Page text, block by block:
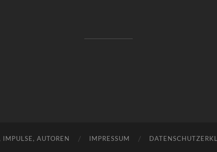
IMPULSE, AUTOREN IMPRESSUM